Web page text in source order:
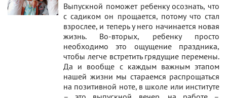
Выпускной поможет ребенку осознать, что
с садиком он прощается, потому что стал
взрослее, и теперь у него начинается новая
жизнь. Во-вторых, ребенку просто
необходимо это ощущение праздника,
чтобы легче встретить грядущие перемены.
Да и вообще с каждым важным этапом
нашей жизни мы стараемся распрощаться
на позитивной ноте, в школе или институте